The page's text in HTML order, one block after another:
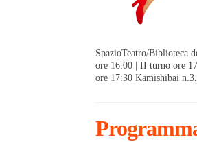
SpazioTeatro/Biblioteca
ore 16:00 | II turno ore
ore 17:30 Kamishibai